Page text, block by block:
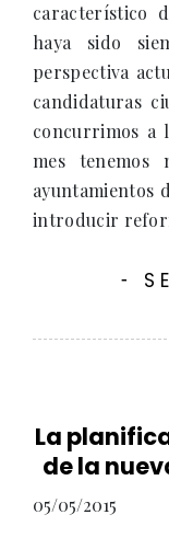
característico
haya sido
perspectiva
candidaturas
concurrimos a
mes
ayuntamientos
introducir
-
La
de la
05/05/2015